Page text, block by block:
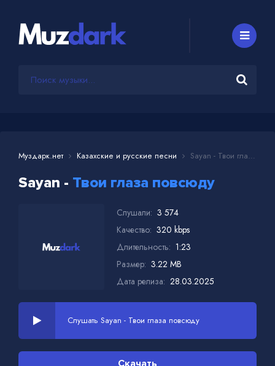
Муздарк.нет Казахские и русские песни Sayan - Твои глаза повсюду
Sayan - Твои глаза повсюду
Слушали: 3 574
Качество: 320 kbps
Длительность: 1:23
Размер: 3.22 MB
Дата релиза: 28.03.2025
Слушать Sayan - Твои глаза повсюду
Скачать